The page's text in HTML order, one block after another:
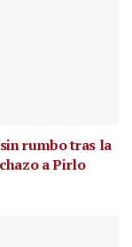
rumbo tras la
a Pirlo